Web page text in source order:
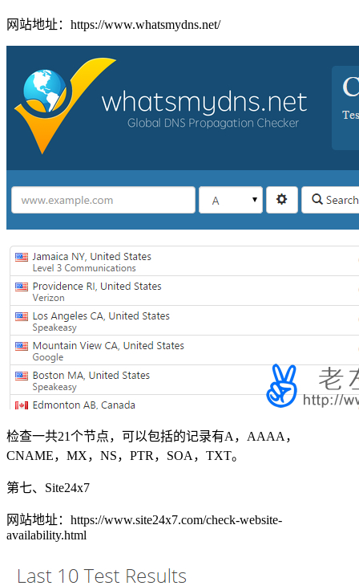
网站地址：https://www.whatsmydns.net/
检查一共21个节点，可以包括的记录有A，AAAA，
CNAME，MX，NS，PTR，SOA，TXT。
第七、Site24x7
网站地址：https://www.site24x7.com/check-website-
availability.html